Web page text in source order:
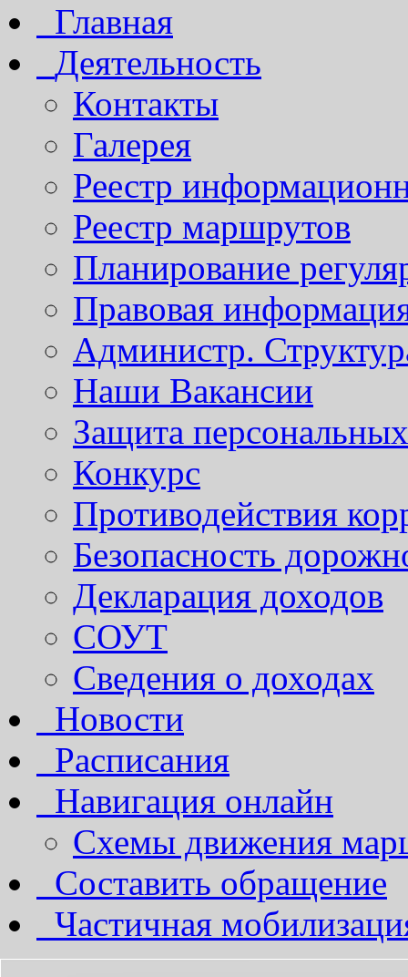
Главная
Деятельность
Контакты
Галерея
Реестр
Реестр маршрутов
Планирование
Правовая
Администр.
Наши Вакансии
Защита
Конкурс
Противодействия
Безопасность
Декларация доходов
СОУТ
Сведения о доходах
Новости
Расписания
Навигация онлайн
Схемы движения
Составить обращение
Частичная